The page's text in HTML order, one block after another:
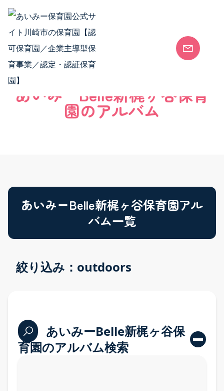
Skip to content
安全安心な保育園
安全安心な保育園 TOP
安全安心な保育環境
各園のご案内
あいみーBelle新梶ヶ谷保育
園のアルバム
あいみーBelle新梶ヶ谷保育園アル
バム一覧
絞り込み：outdoors
あいみーBelle新梶ヶ谷保
育園のアルバム検索